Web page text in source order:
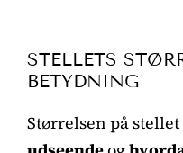
STELLETS
BETYDNING
Størrelsen på